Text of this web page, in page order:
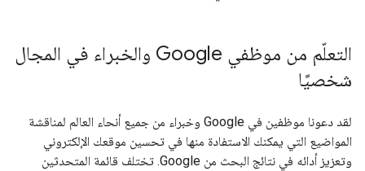
التعلّم من موظفي Google والخبراء في المجال
شخصيًا
لقد دعونا موظفين في Google وخبراء من جميع أنحاء العالم لمناقشة
المواضيع التي يمكنك الاستفادة منها في تحسين موقعك الإلكتروني
وتعزيز أدائه في نتائج البحث من Google. تختلف قائمة المتحدثين